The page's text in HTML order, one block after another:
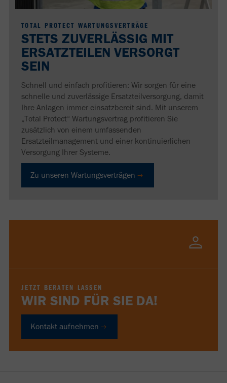
TOTAL PROTECT WARTUNGSVERTRÄGE
STETS ZUVERLÄSSIG MIT
ERSATZTEILEN VERSORGT
SEIN
Schnell und einfach profitieren: Wir sorgen für eine
schnelle und zuverlässige Ersatzteilversorgung, damit
Ihre Anlagen immer einsatzbereit sind. Mit unserem
„Total Protect“ Wartungsvertrag profitieren Sie
zusätzlich von einem umfassenden
Ersatzteilmanagement und einer kontinuierlichen
Versorgung Ihrer Systeme.
Zu unseren Wartungsverträgen
JETZT BERATEN LASSEN
WIR SIND FÜR SIE DA!
Kontakt aufnehmen